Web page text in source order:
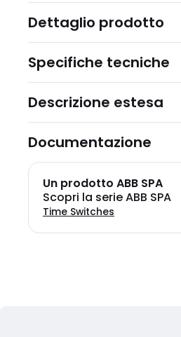
Dettaglio prodotto
Specifiche tecniche
Descrizione estesa
Documentazione
Un prodotto ABB SPA
Scopri la serie ABB SPA
Time Switches